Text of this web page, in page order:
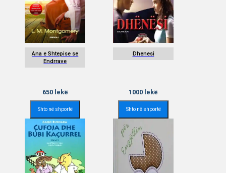
Ana e Shtepise se
Endrrave
650lekë
Shto në shportë
Dhenesi
1000 lekë
Shto në shportë